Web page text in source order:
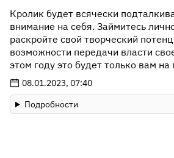
Кролик будет всячески
внимание на себя. Займитесь
раскройте свой творческий
возможности передачи власти
этом году это будет только вам на
08.01.2023, 07:40
Подробности